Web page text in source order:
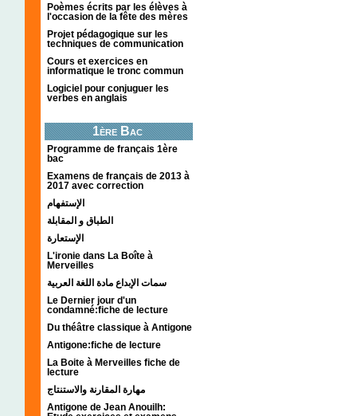
Poèmes écrits par les élèves à
l'occasion de la fête des mères
Projet pédagogique sur les
techniques de communication
Cours et exercices en
informatique le tronc commun
Logiciel pour conjuguer les
verbes en anglais
1ère Bac
Programme de français 1ère
bac
Examens de français de 2013 à
2017 avec correction
الإستفهام
الطباق و المقابلة
الإستعارة
L'ironie dans La Boîte à
Merveilles
سمات الإبداع مادة اللغة العربية
Le Dernier jour d'un
condamné:fiche de lecture
Du théâtre classique à Antigone
Antigone:fiche de lecture
La Boite à Merveilles fiche de
lecture
مهارة المقارنة والاستنتاج
Antigone de Jean Anouilh: